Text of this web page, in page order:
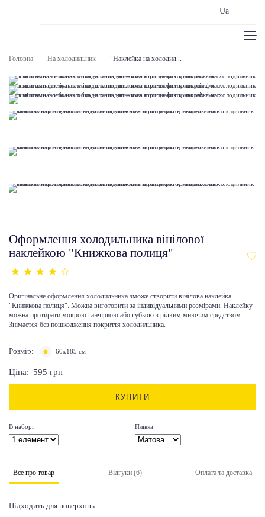
Ua
Головна На холодильник "Наклейка на холодил...
Оформлення холодильника вінілової
наклейкою "Книжкова полиця"
Оригінальне оформлення холодильника зможе створити вінілова наклейка
"Книжкова полиця". Можна виготовити за індивідуальними розмірами. Наклейку
можна протирати мокрою ганчіркою або губкою з рідким миючим средством.
Знімается без пошкодження покриття холодильника.
Розмір: 60x185 см
Ціна: 595 грн
КУПИТИ
В наборі Плівка
Все про товар Відгуки (6) Оплата та доставка
Підходить для поверхонь: